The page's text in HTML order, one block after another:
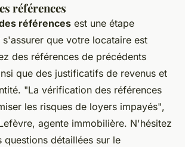
références
références est une étape
que votre locataire est
des références de précédents
que des justificatifs de revenus et
"La vérification des références
les risques de loyers impayés",
agente immobilière. N'hésitez
questions détaillées sur le